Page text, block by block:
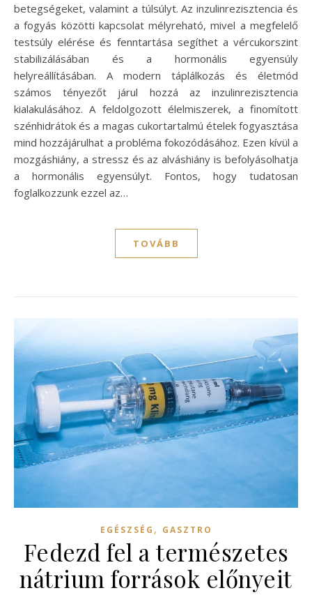
betegségeket, valamint a túlsúlyt. Az inzulinrezisztencia és
a fogyás közötti kapcsolat mélyreható, mivel a megfelelő
testsúly elérése és fenntartása segíthet a vércukorszint
stabilizálásában és a hormonális egyensúly
helyreállításában. A modern táplálkozás és életmód
számos tényezőt járul hozzá az inzulinrezisztencia
kialakulásához. A feldolgozott élelmiszerek, a finomított
szénhidrátok és a magas cukortartalmú ételek fogyasztása
mind hozzájárulhat a probléma fokozódásához. Ezen kívül a
mozgáshiány, a stressz és az alváshiány is befolyásolhatja
a hormonális egyensúlyt. Fontos, hogy tudatosan
foglalkozzunk ezzel az…
TOVÁBB
EGÉSZSÉG , GASZTRO
Fedezd fel a természetes
nátrium források előnyeit